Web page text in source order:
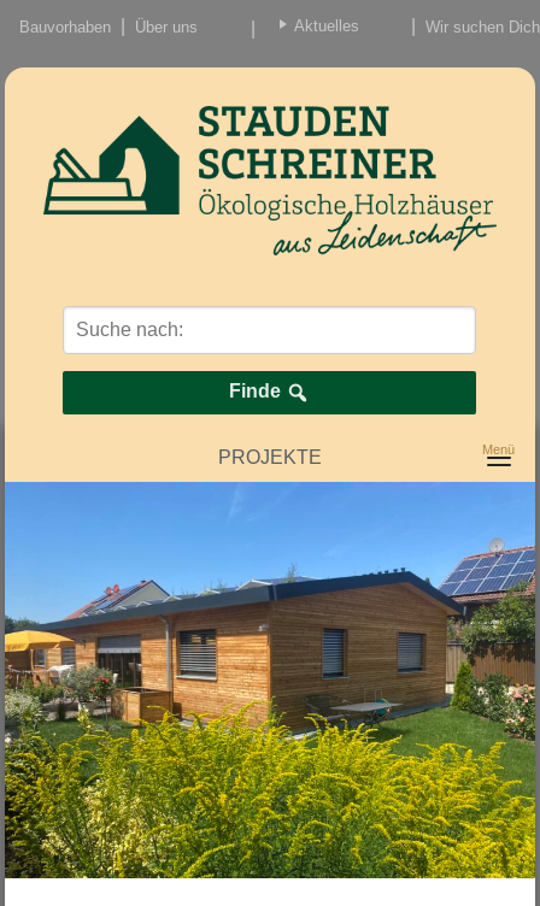
Bauvorhaben Über uns
Aktuelles
Nachrichten/Einzug
Wir suchen
Finde
PROJEKTE
Unsere Projekte
2026
Haus am Ende der Rosengasse
Anbau Michl
Anbau Handfest
Haus Wirth - Großkinsky
Haus Franzi